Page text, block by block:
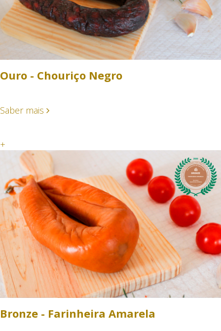
Ouro - Chouriço Negro
Saber mais
+
Bronze - Farinheira Amarela